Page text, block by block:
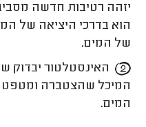
יזהה רטיבות חדשה
הוא בדרכי היציאה של
של המים.
האינסטלטור יבדוק
המיכל שהצטברה
המים.